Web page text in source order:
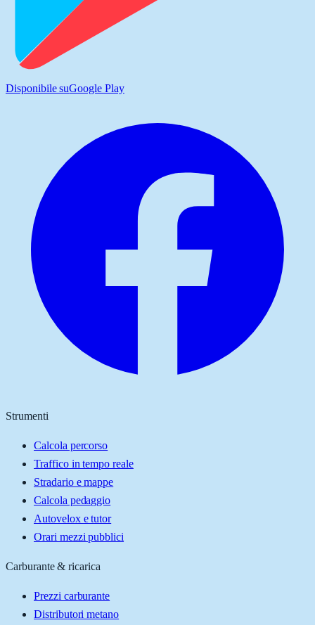
Disponibile suGoogle Play
Strumenti
Calcola percorso
Traffico in tempo reale
Stradario e mappe
Calcola pedaggio
Autovelox e tutor
Orari mezzi pubblici
Carburante & ricarica
Prezzi carburante
Distributori metano